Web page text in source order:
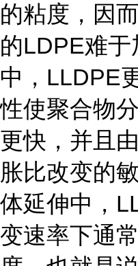
的粘度，因
的LDPE难
中，LLDPE
性使聚合物
更快，并且
胀比改变的
体延伸中，
变速率下通